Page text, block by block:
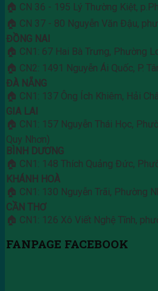
🏠 CN 36 - 195 Lý Thường Kiệt,
🏠 CN 37 - 80 Nguyễn Văn Đậu,
ĐỒNG NAI
🏠 CN1: 67 Hai Bà Trưng, Phường
🏠 CN2: 1491 Nguyễn Ái Quốc, P.
ĐÀ NẴNG
🏠 CN1: 137 Ông Ích Khiêm, Hải
GIA LAI
🏠 CN1: 157 Nguyễn Thái Học,
Quy Nhơn)
BÌNH DƯƠNG
🏠 CN1: 148 Thích Quảng Đức,
KHÁNH HOÀ
🏠 CN1: 130 Nguyễn Trãi, Phường
CẦN THƠ
🏠 CN1: 126 Xô Viết Nghệ Tĩnh,
FANPAGE FACEBOOK